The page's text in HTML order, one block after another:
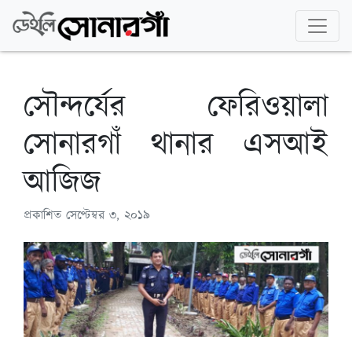
সৌন্দর্যের ফেরিওয়ালা
সোনারগাঁ থানার এসআই
আজিজ
প্রকাশিত সেপ্টেম্বর ৩, ২০১৯